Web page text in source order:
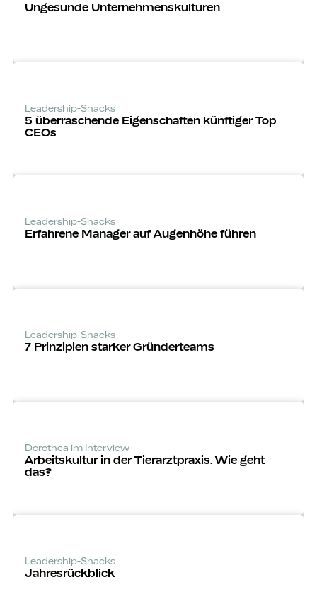
Ungesunde Unternehmens­kulturen
Leadership-Snacks
5 über­raschende Eigenschaften künftiger Top
CEOs
Leadership-Snacks
Erfahrene Manager auf Augenhöhe führen
Leadership-Snacks
7 Prinzipien starker Gründerteams
Dorothea im Interview
Arbeitskultur in der Tierarztpraxis. Wie geht
das?
Leadership-Snacks
Jahres­rückblick